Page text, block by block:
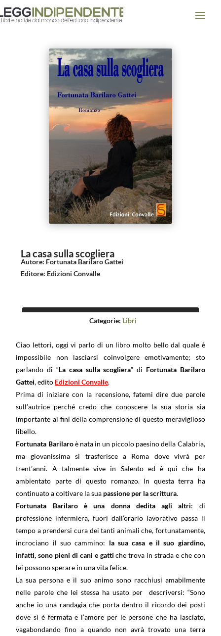
La casa sulla scogliera
Autore: Fortunata Barilaro Gattei
Editore: Edizioni Convalle
Categorie: Libri
Ciao lettori, oggi vi parlo di un libro molto bello dal quale è
impossibile non lasciarsi coinvolgere emotivamente; sto
parlando di “La casa sulla scogliera” di Fortunata Barilaro
Gattei, edito Edizioni Convalle.
Prima di iniziare con la recensione, fatemi dire due parole
sull’autrice perché credo che conoscere la sua storia sia
importante ai fini della comprensione di questo meraviglioso
libello.
Fortunata Barilaroè nata in un piccolo paesino della Calabria,
ma giovanissima si trasferisce a Roma dove vivrà per
trent’anni. A talmente vive in Salento ed è qui che ha
ambientato parte di questo romanzo. In questa terra ha
continuato a coltivare la sua passione per la scrittura.
Fortunata Barilaro è una donna dedita agli altri: di
professione infermiera, fuori dall’orario lavorativo passa il
tempo a prendersi cura dei tanti animali che, fortunatamente,
incrociano il suo cammino: la sua casa e il suo giardino,
infatti, sono pieni di cani e gatti che trova in strada e che con
lei possono sperare in una vita felice.
La sua persona e il suo animo sono racchiusi amabilmente
nelle parole che lei stessa ha usato per
descriversi: “Sono
anche io una randagia che porta dentro il ricordo dei posti
dove si è fermata e l’amore per le persone che ha lasciato,
vagabondando fino a quando non avrà trovato una terra